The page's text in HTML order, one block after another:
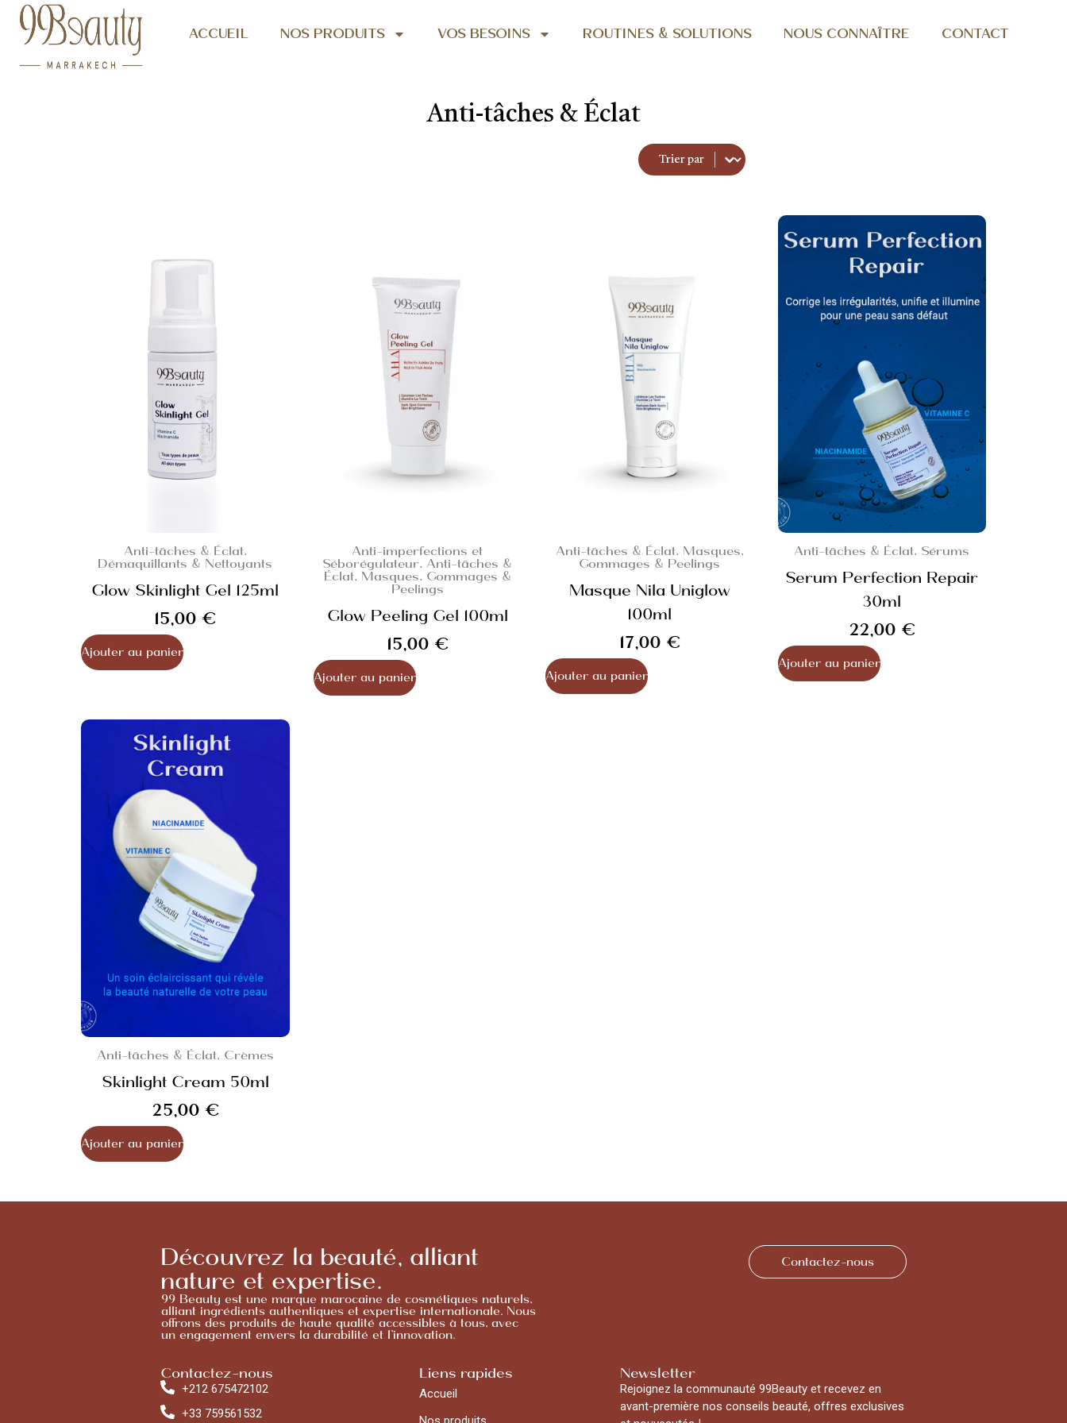
ACCUEIL NOS PRODUITS VOS BESOINS ROUTINES & SOLUTIONS NOUS CONNAÎTRE CONTACT
Anti-tâches & Éclat
Product Order
Anti-tâches & Éclat,
Démaquillants & Nettoyants
Glow Skinlight Gel 125ml
15,00 €
Ajouter au panier
Anti-imperfections et
Séborégulateur, Anti-tâches &
Éclat, Masques, Gommages &
Peelings
Glow Peeling Gel 100ml
15,00 €
Ajouter au panier
Anti-tâches & Éclat, Masques,
Gommages & Peelings
Masque Nila Uniglow
100ml
17,00 €
Ajouter au panier
Anti-tâches & Éclat, Sérums
Serum Perfection Repair
30ml
22,00 €
Ajouter au panier
Anti-tâches & Éclat, Crèmes
Skinlight Cream 50ml
25,00 €
Ajouter au panier
Découvrez la beauté, alliant
nature et expertise.
99 Beauty est une marque marocaine de cosmétiques naturels,
alliant ingrédients authentiques et expertise internationale. Nous
offrons des produits de haute qualité accessibles à tous, avec
un engagement envers la durabilité et l’innovation.
Contactez-nous
Contactez-nous
+212 675472102
+33 759561532
Liens rapides
Accueil
Newsletter
Rejoignez la communauté 99Beauty et recevez en
avant-première nos conseils beauté, offres exclusives